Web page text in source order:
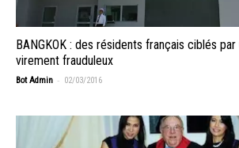
BANGKOK : des résidents français ciblés par
virement frauduleux
Bot Admin - 02/03/2016